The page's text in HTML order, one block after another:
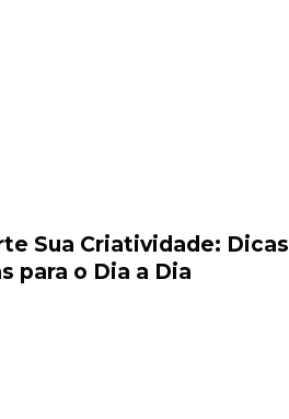
Sua Criatividade: Dicas
para o Dia a Dia